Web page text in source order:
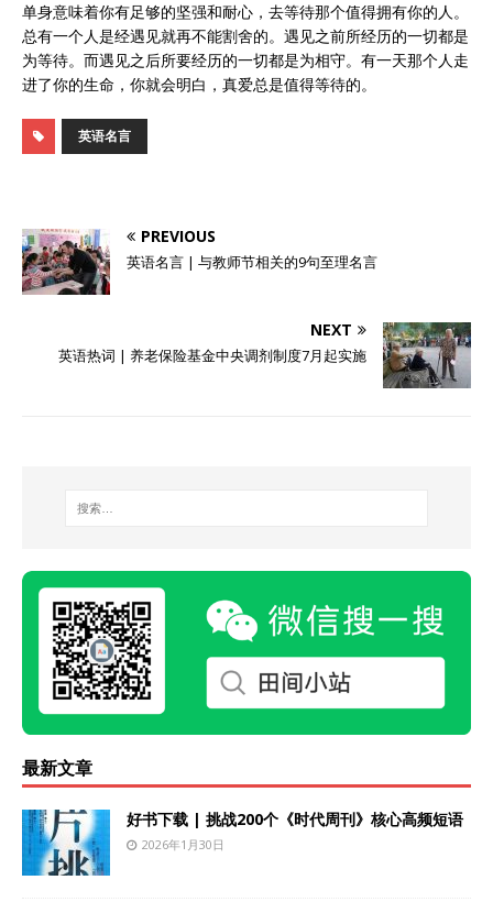
单身意味着你有足够的坚强和耐心，去等待那个值得拥有你的人。
总有一个人是经遇见就再不能割舍的。遇见之前所经历的一切都是
为等待。而遇见之后所要经历的一切都是为相守。有一天那个人走
进了你的生命，你就会明白，真爱总是值得等待的。
英语名言
PREVIOUS
英语名言 | 与教师节相关的9句至理名言
NEXT
英语热词 | 养老保险基金中央调剂制度7月起实施
最新文章
好书下载 | 挑战200个《时代周刊》核心高频短语
2026年1月30日